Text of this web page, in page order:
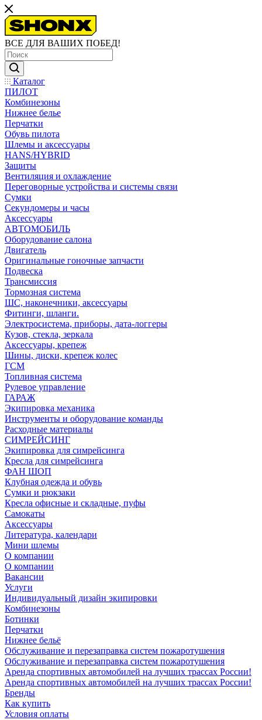
ВСЕ ДЛЯ ВАШИХ ПОБЕД!
Каталог
ПИЛОТ
Комбинезоны
Нижнее белье
Перчатки
Обувь пилота
Шлемы и аксессуары
HANS/HYBRID
Защиты
Вентиляция и охлаждение
Переговорные устройства и системы связи
Сумки
Секундомеры и часы
Аксессуары
АВТОМОБИЛЬ
Оборудование салона
Двигатель
Оригинальные гоночные запчасти
Подвеска
Трансмиссия
Тормозная система
ШС, наконечники, аксессуары
Фитинги, шланги.
Электросистема, приборы, дата-логгеры
Кузов, стекла, зеркала
Аксессуары, крепеж
Шины, диски, крепеж колес
ГСМ
Топливная система
Рулевое управление
ГАРАЖ
Экипировка механика
Инструменты и оборудование команды
Расходные материалы
СИМРЕЙСИНГ
Экипировка для симрейсинга
Кресла для симрейсинга
ФАН ШОП
Клубная одежда и обувь
Сумки и рюкзаки
Кресла офисные и складные, пуфы
Самокаты
Аксессуары
Литература, календари
Мини шлемы
О компании
О компании
Вакансии
Услуги
Индивидуальный дизайн экипировки
Комбинезоны
Ботинки
Перчатки
Нижнее бельё
Обслуживание и перезаправка систем пожаротушения
Обслуживание и перезаправка систем пожаротушения
Аренда спортивных автомобилей на лучших трассах России!
Аренда спортивных автомобилей на лучших трассах России!
Бренды
Как купить
Условия оплаты